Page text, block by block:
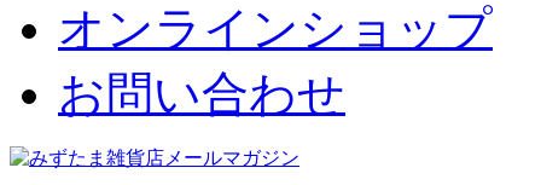
オンラインショップ
お問い合わせ